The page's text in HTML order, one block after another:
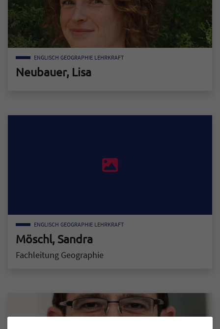
ENGLISCH GEOGRAPHIE LEHRKRAFT
Neubauer, Lisa
ENGLISCH GEOGRAPHIE LEHRKRAFT
Möschl, Sandra
Fachleitung Geographie